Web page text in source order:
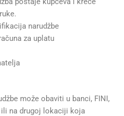
narudžbe
za uplatu
može obaviti u banci, FINI,
na drugoj lokaciji koja